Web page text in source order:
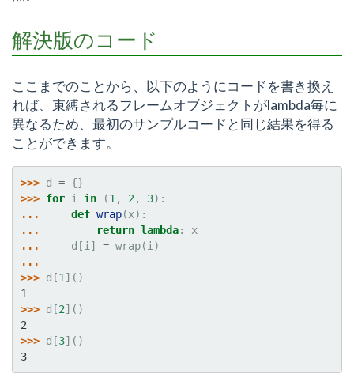
解決版のコード
ここまでのことから、以下のようにコードを書き換え
れば、束縛されるフレームオブジェクトがlambda毎に
異なるため、最初のサンプルコードと同じ結果を得る
ことができます。
>>> d = {}
>>> for i in (1 , 2 , 3):
...
def wrap(x):
...
return lambda:
x
...
d [i ] = wrap(i )
...
>>> d [1 ]()
1
>>> d [2]()
2
>>> d [3]()
3